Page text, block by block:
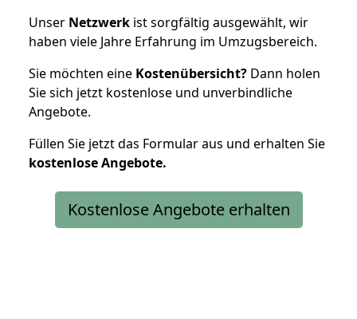
Unser Netzwerk ist sorgfältig ausgewählt, wir
haben viele Jahre Erfahrung im Umzugsbereich.
Sie möchten eine Kostenübersicht? Dann holen
Sie sich jetzt kostenlose und unverbindliche
Angebote.
Füllen Sie jetzt das Formular aus und erhalten Sie
kostenloseAngebote.
Kostenlose Angebote erhalten